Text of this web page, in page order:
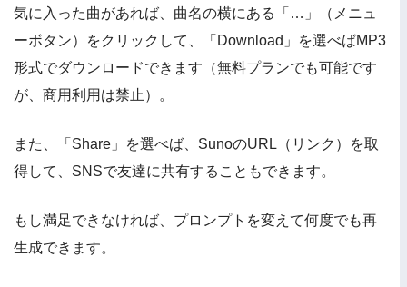
気に入った曲があれば、曲名の横にある「…」（メニュ
ーボタン）をクリックして、「Download」を選べばMP3
形式でダウンロードできます（無料プランでも可能です
が、商用利用は禁止）。
また、「Share」を選べば、SunoのURL（リンク）を取
得して、SNSで友達に共有することもできます。
もし満足できなければ、プロンプトを変えて何度でも再
生成できます。